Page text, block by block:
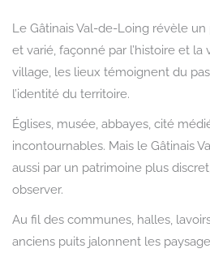
Le Gâtinais Val-de-Loing révèle
et varié, façonné par l’histoire et
village, les lieux témoignent du
l’identité du territoire.
Églises, musée, abbayes, cité
incontournables. Mais le Gâtinais
aussi par un patrimoine plus
observer.
Au fil des communes, halles,
anciens puits jalonnent les